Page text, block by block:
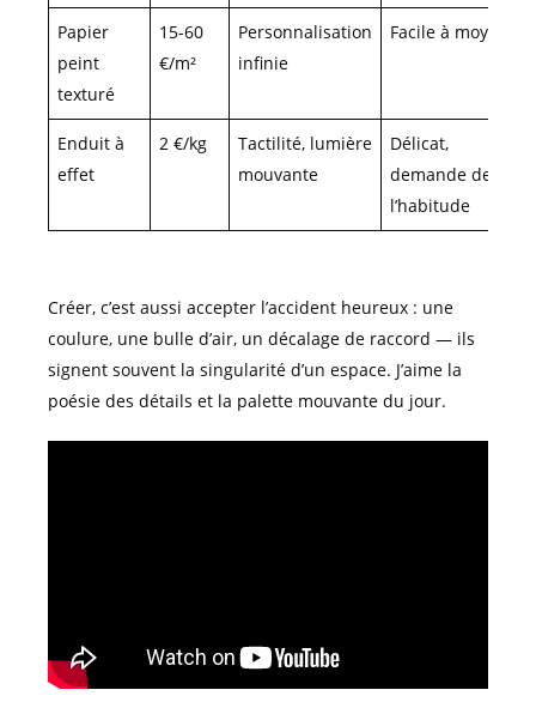
Papier
peint
texturé
15-60
€/m²
Personnalisation
infinie
Facile à moyen
Enduit à
effet
2 €/kg
Tactilité, lumière
mouvante
Délicat,
demande de
l’habitude
Créer, c’est aussi accepter l’accident heureux : une
coulure, une bulle d’air, un décalage de raccord — ils
signent souvent la singularité d’un espace. J’aime la
poésie des détails et la palette mouvante du jour.